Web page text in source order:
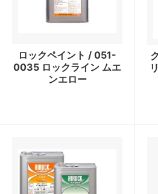
ロックペイント / 051-
0035 ロックライン ムエ
ンエロー